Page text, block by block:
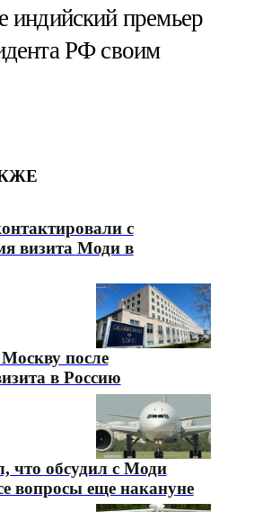
индийский премьер
РФ своим
с
визита Моди в
после
в Россию
что обсудил с Моди
вопросы еще накануне